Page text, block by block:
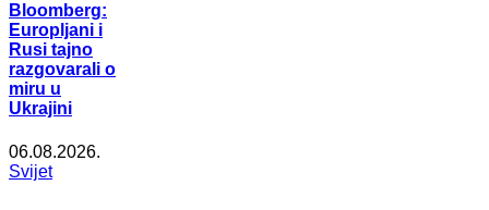
Bloomberg:
Europljani i
Rusi tajno
razgovarali o
miru u
Ukrajini
06.08.2026.
Svijet